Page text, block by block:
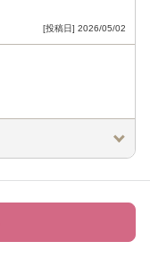
[投稿日] 2026/05/02